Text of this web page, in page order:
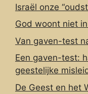
Israël onze
God woont niet
Van gaven-test
Een gaven-test:
geestelijke
De Geest en het